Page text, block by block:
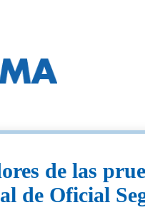
de las
de Oficial